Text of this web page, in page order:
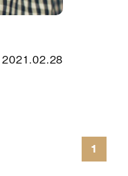
2021.02.28
1